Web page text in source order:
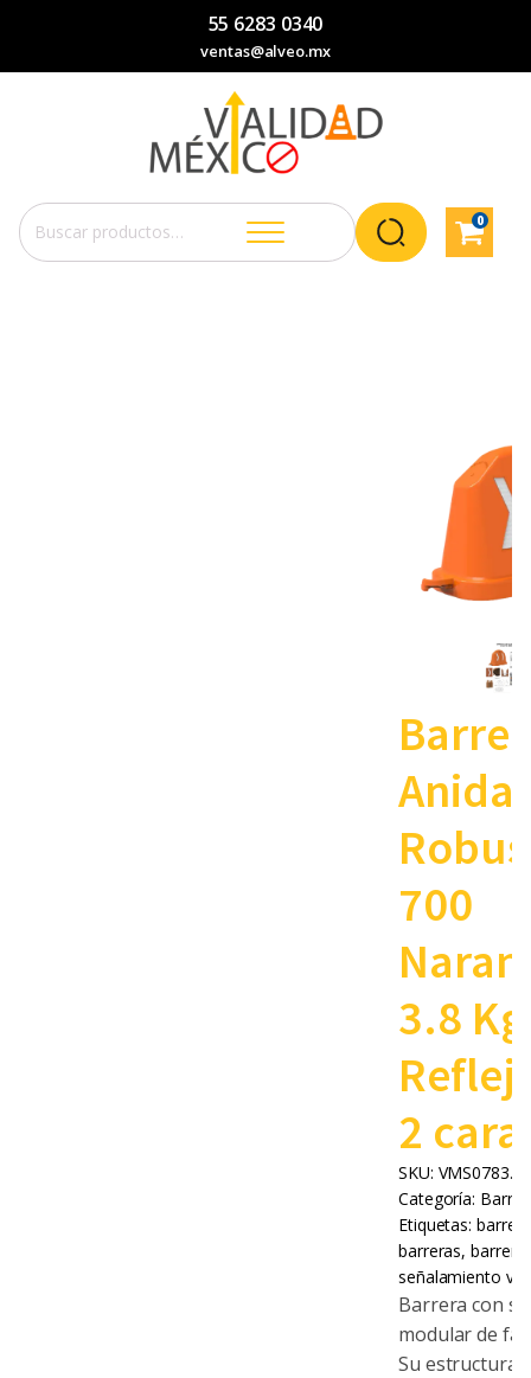
55 6283 0340
ventas@alveo.mx
Buscar
por:
0
700
3.8
2
SKU:
Categoría:
Etiquetas:
barreras,
señalamiento vial
Barrera con
modular de
Su estructura